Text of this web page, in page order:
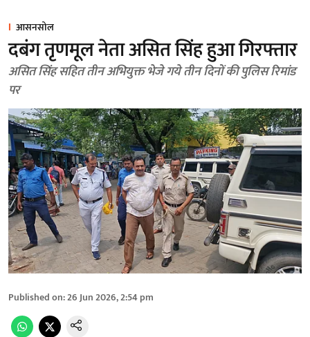
आसनसोल
दबंग तृणमूल नेता असित सिंह हुआ गिरफ्तार
असित सिंह सहित तीन अभियुक्त भेजे गये तीन दिनों की पुलिस रिमांड
पर
Published on:26 Jun 2026, 2:54 pm